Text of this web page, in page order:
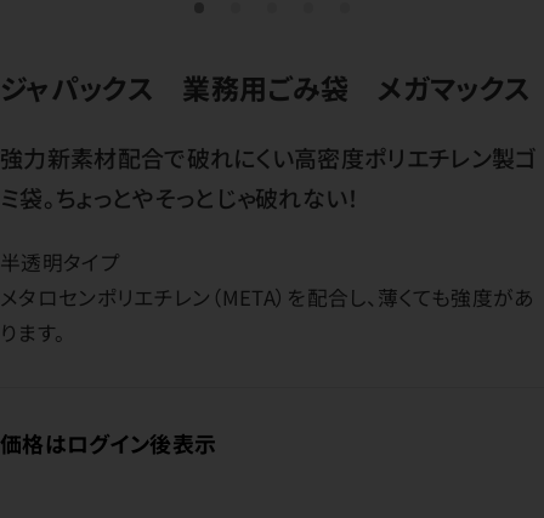
ジャパックス 業務用ごみ袋 メガマックス
強力新素材配合で破れにくい高密度ポリエチレン製ゴ
ミ袋。ちょっとやそっとじゃ破れない！
半透明タイプ
メタロセンポリエチレン（META）を配合し、薄くても強度があ
ります。
価格はログイン後表示